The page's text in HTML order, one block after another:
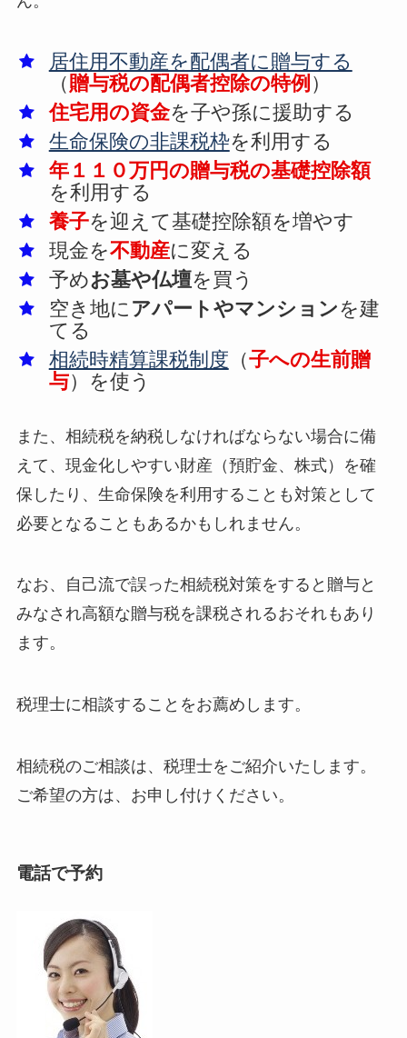
居住用不動産を配偶者に贈与する
（贈与税の配偶者控除の特例 ）
住宅用の資金を子や孫に援助する
生命保険の非課税枠を利用する
年１１０万円の贈与税の基礎控除額
を利用する
養子を迎えて基礎控除額を増やす
現金を不動産に変える
予めお墓や仏壇を買う
空き地に アパートやマンションを建
てる
相続時精算課税制度 （子への生前贈
与）を使う
また、相続税を納税しなければならない場合に備
えて、現金化しやすい財産（預貯金、株式）を確
保したり、生命保険を利用することも対策として
必要となることもあるかもしれません。
なお、自己流で誤った相続税対策をすると贈与と
みなされ高額な贈与税を課税されるおそれもあり
ます。
税理士に相談することをお薦めします。
相続税のご相談は、税理士をご紹介いたします。
ご希望の方は、お申し付けください。
電話で予約